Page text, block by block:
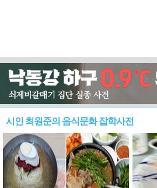
시인 최원준의 음식문화 잡학사전